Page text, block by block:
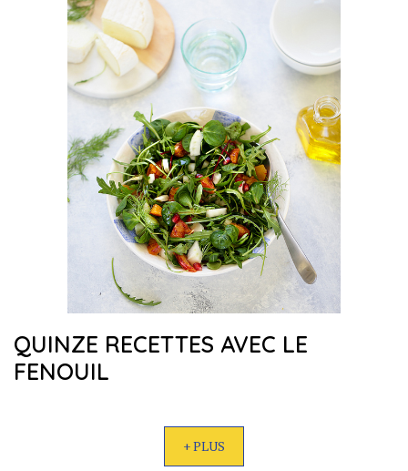
QUINZE RECETTES AVEC LE
FENOUIL
+ PLUS